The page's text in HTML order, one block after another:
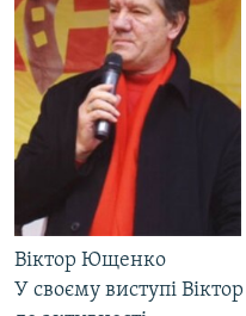
Віктор Ющенко
У своєму виступі